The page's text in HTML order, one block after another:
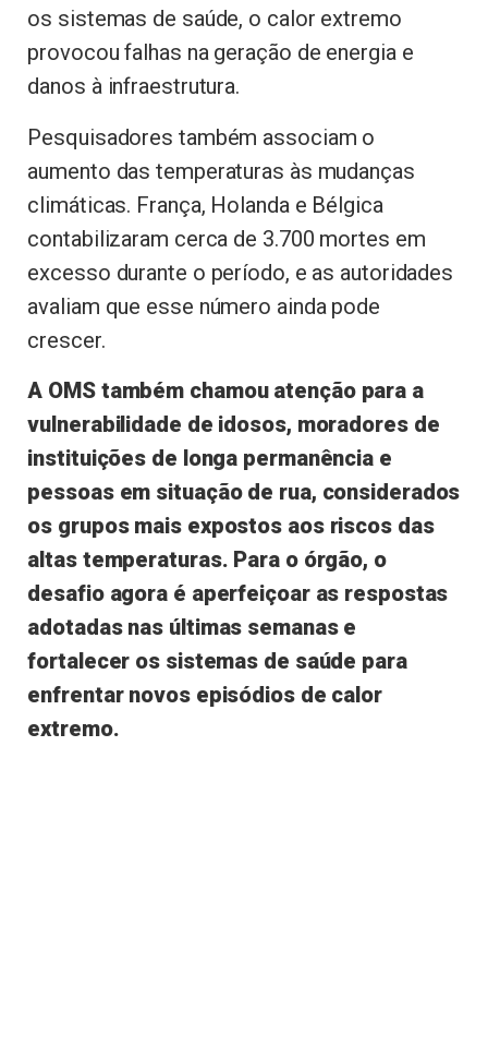
os sistemas de saúde, o calor extremo
provocou falhas na geração de energia e
danos à infraestrutura.
Pesquisadores também associam o
aumento das temperaturas às mudanças
climáticas. França, Holanda e Bélgica
contabilizaram cerca de 3.700 mortes em
excesso durante o período, e as autoridades
avaliam que esse número ainda pode
crescer.
A OMS também chamou atenção para a
vulnerabilidade de idosos, moradores de
instituições de longa permanência e
pessoas em situação de rua, considerados
os grupos mais expostos aos riscos das
altas temperaturas. Para o órgão, o
desafio agora é aperfeiçoar as respostas
adotadas nas últimas semanas e
fortalecer os sistemas de saúde para
enfrentar novos episódios de calor
extremo.